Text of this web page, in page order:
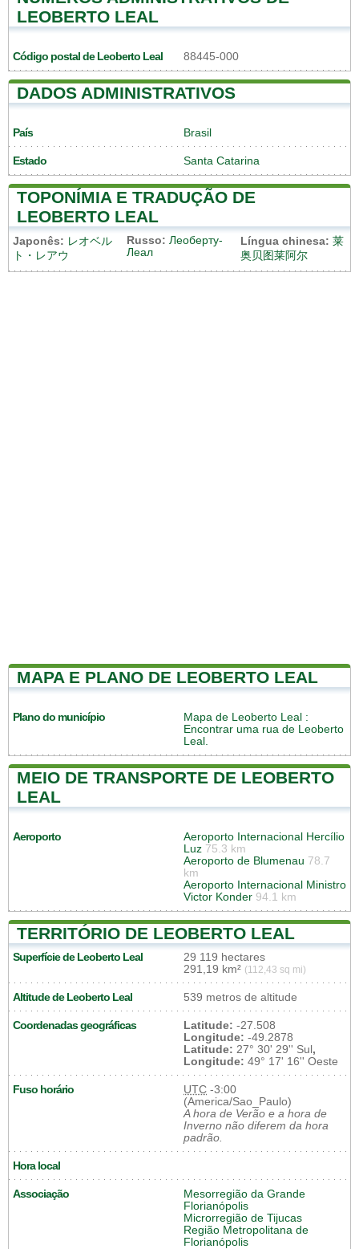
LEOBERTO LEAL
Código postal de Leoberto Leal 88445-000
DADOS ADMINISTRATIVOS
País Brasil
Estado Santa Catarina
TOPONÍMIA E TRADUÇÃO DE
LEOBERTO LEAL
Japonês: レオベル
ト・レアウ
Russo: Леоберту-
Леал
Língua chinesa: 莱
奥贝图莱阿尔
MAPA E PLANO DE LEOBERTO LEAL
Plano do município Mapa de Leoberto Leal :
Encontrar uma rua de Leoberto
Leal.
MEIO DE TRANSPORTE DE LEOBERTO
LEAL
Aeroporto
Aeroporto Internacional Hercílio
Luz 75.3 km
Aeroporto de Blumenau 78.7
km
Aeroporto Internacional Ministro
Victor Konder 94.1 km
TERRITÓRIO DE LEOBERTO LEAL
Superfície de Leoberto Leal
29 119 hectares
291,19 km² (112,43 sq mi)
Altitude de Leoberto Leal 539 metros de altitude
Coordenadas geográficas Latitude: -27.508
Longitude: -49.2878
Latitude: 27° 30' 29'' Sul,
Longitude: 49° 17' 16'' Oeste
Fuso horário UTC -3:00
(America/Sao_Paulo)
A hora de Verão e a hora de
Inverno não diferem da hora
padrão.
Hora local
Associação
Mesorregião da Grande
Florianópolis
Microrregião de Tijucas
Região Metropolitana de
Florianópolis